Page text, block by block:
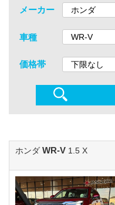
メーカー
車種
価格帯
ホンダ WR-V 1.5 X